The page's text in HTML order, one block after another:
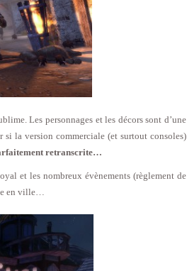
Les personnages et les décors sont d’une
si la version commerciale (et surtout consoles)
retranscrite…
et les nombreux évènements (règlement de
en ville…